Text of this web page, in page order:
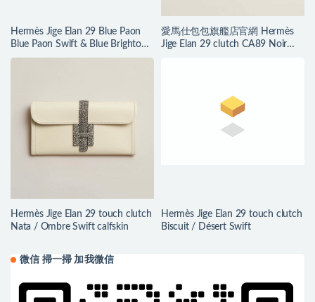
Hermès Jige Elan 29 Blue Paon
Blue Paon Swift & Blue Brighton
Lizard
愛馬仕包包旗艦店官網 Hermès
Jige Elan 29 clutch CA89 Noir
Hermès Jige Elan 29 touch clutch
Nata / Ombre Swift calfskin
Hermès Jige Elan 29 touch clutch
Biscuit / Désert Swift
微信 掃一掃 加我微信